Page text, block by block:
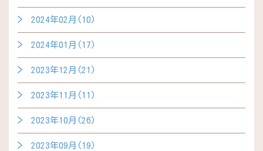
2024年02月(10)
2024年01月(17)
2023年12月(21)
2023年11月(11)
2023年10月(26)
2023年09月(19)